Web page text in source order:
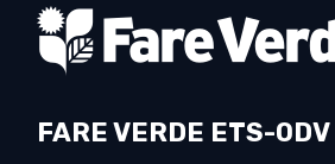
FARE VERDE ETS-ODV